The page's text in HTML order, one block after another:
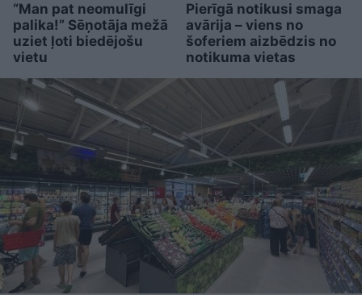
“Man pat neomulīgi
palika!” Sēņotāja mežā
uziet ļoti biedējošu
vietu
Pierīgā notikusi smaga
avārija – viens no
šoferiem aizbēdzis no
notikuma vietas